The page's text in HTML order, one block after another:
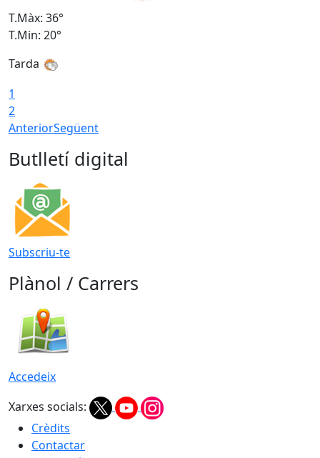
T.Màx: 36°
T.Min: 20°
Tarda
1
2
AnteriorSegüent
Butlletí digital
Subscriu-te
Plànol / Carrers
Accedeix
Xarxes socials:
Crèdits
Contactar